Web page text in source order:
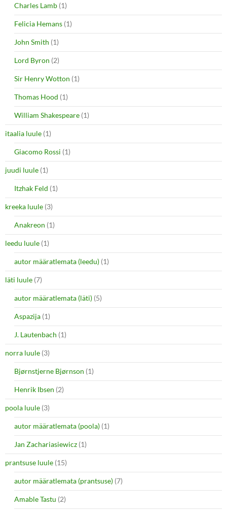
Charles Lamb (1)
Felicia Hemans (1)
John Smith (1)
Lord Byron (2)
Sir Henry Wotton (1)
Thomas Hood (1)
William Shakespeare (1)
itaalia luule (1)
Giacomo Rossi (1)
juudi luule (1)
Itzhak Feld (1)
kreeka luule (3)
Anakreon (1)
leedu luule (1)
autor määratlemata (leedu) (1)
läti luule (7)
autor määratlemata (läti) (5)
Aspazija (1)
J. Lautenbach (1)
norra luule (3)
Bjørnstjerne Bjørnson (1)
Henrik Ibsen (2)
poola luule (3)
autor määratlemata (poola) (1)
Jan Zachariasiewicz (1)
prantsuse luule (15)
autor määratlemata (prantsuse) (7)
Amable Tastu (2)